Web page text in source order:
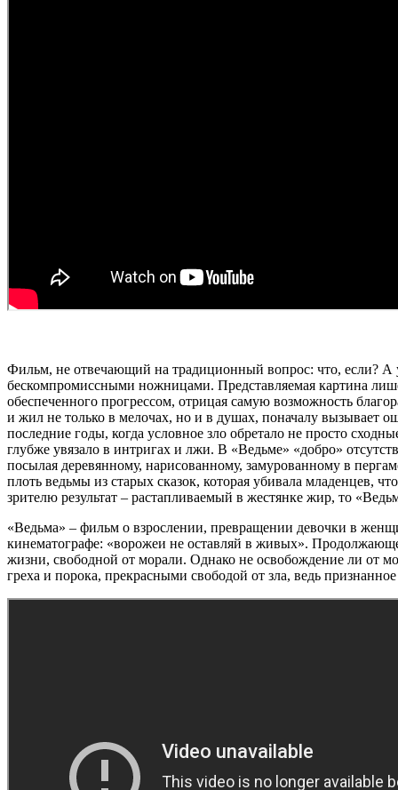
Фильм, не отвечающий на традиционный вопрос: что, если? А
бескомпромиссными ножницами. Представляемая картина
обеспеченного прогрессом, отрицая самую возможность
и жил не только в мелочах, но и в душах, поначалу вызывает
последние годы, когда условное зло обретало не просто
глубже увязало в интригах и лжи. В «Ведьме» «добро»
посылая деревянному, нарисованному, замурованному в
плоть ведьмы из старых сказок, которая убивала младенцев,
зрителю результат – растапливаемый в жестянке жир, то
«Ведьма» – фильм о взрослении, превращении девочки в
кинематографе: «ворожеи не оставляй в живых».
жизни, свободной от морали. Однако не освобождение ли от
греха и порока, прекрасными свободой от зла, ведь